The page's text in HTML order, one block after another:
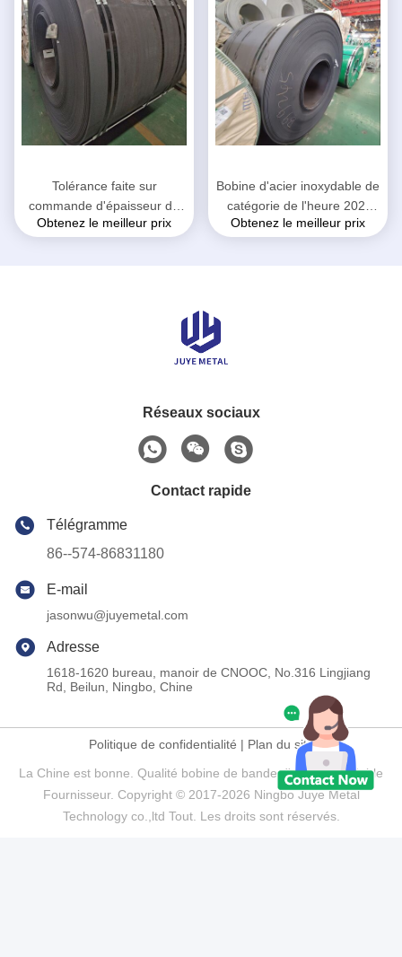
Tolérance faite sur
commande d'épaisseur de
bobine laminée à chaud de
Obtenez le meilleur prix
Bobine d'acier inoxydable de
catégorie de l'heure 202,
bobine principale de feuille
Obtenez le meilleur prix
Réseaux sociaux
Contact rapide
Télégramme
86--574-86831180
E-mail
jasonwu@juyemetal.com
Adresse
1618-1620 bureau, manoir de CNOOC, No.316 Lingjiang
Rd, Beilun, Ningbo, Chine
Politique de confidentialité | Plan du site
La Chine est bonne. Qualité bobine de bande d'acier inoxydable
Fournisseur. Copyright © 2017-2026 Ningbo Juye Metal
Technology co.,ltd Tout. Les droits sont réservés.